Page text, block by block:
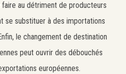
faire au détriment de producteurs
se substituer à des importations
le changement de destination
peut ouvrir des débouchés
européennes.